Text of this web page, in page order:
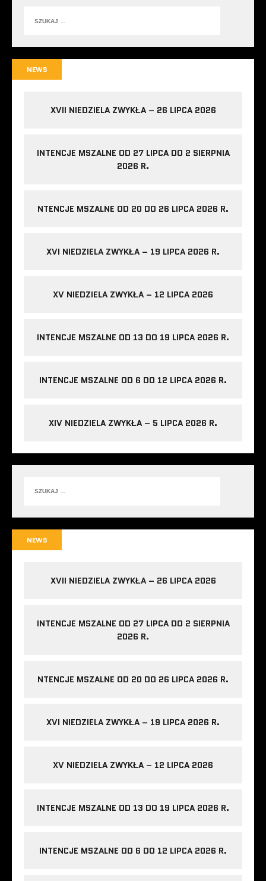
NEWS
XVII NIEDZIELA ZWYKŁA – 26 LIPCA 2026
INTENCJE MSZALNE OD 27 LIPCA DO 2 SIERPNIA
2026 R.
NTENCJE MSZALNE OD 20 DO 26 LIPCA 2026 R.
XVI NIEDZIELA ZWYKŁA – 19 LIPCA 2026 R.
XV NIEDZIELA ZWYKŁA – 12 LIPCA 2026
INTENCJE MSZALNE OD 13 DO 19 LIPCA 2026 R.
INTENCJE MSZALNE OD 6 DO 12 LIPCA 2026 R.
XIV NIEDZIELA ZWYKŁA – 5 LIPCA 2026 R.
NEWS
XVII NIEDZIELA ZWYKŁA – 26 LIPCA 2026
INTENCJE MSZALNE OD 27 LIPCA DO 2 SIERPNIA
2026 R.
NTENCJE MSZALNE OD 20 DO 26 LIPCA 2026 R.
XVI NIEDZIELA ZWYKŁA – 19 LIPCA 2026 R.
XV NIEDZIELA ZWYKŁA – 12 LIPCA 2026
INTENCJE MSZALNE OD 13 DO 19 LIPCA 2026 R.
INTENCJE MSZALNE OD 6 DO 12 LIPCA 2026 R.